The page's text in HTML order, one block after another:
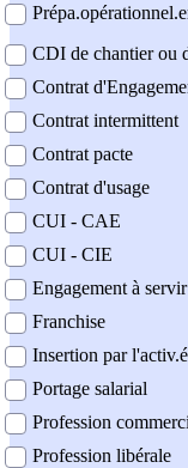
CDI de chantier ou
Contrat
Contrat intermittent
Contrat pacte
Contrat d'usage
CUI - CAE
CUI - CIE
Engagement à
Franchise
Insertion par
Portage salarial
Profession
Profession libérale